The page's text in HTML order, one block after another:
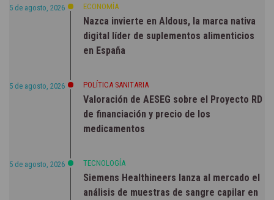
5 de agosto, 2026 ECONOMÍA
Nazca invierte en Aldous, la marca nativa
digital líder de suplementos alimenticios
en España
5 de agosto, 2026 POLÍTICA SANITARIA
Valoración de AESEG sobre el Proyecto RD
de financiación y precio de los
medicamentos
5 de agosto, 2026 TECNOLOGÍA
Siemens Healthineers lanza al mercado el
análisis de muestras de sangre capilar en